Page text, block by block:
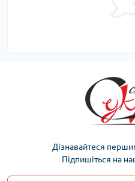
Дізнавайтеся
Підпишіться на